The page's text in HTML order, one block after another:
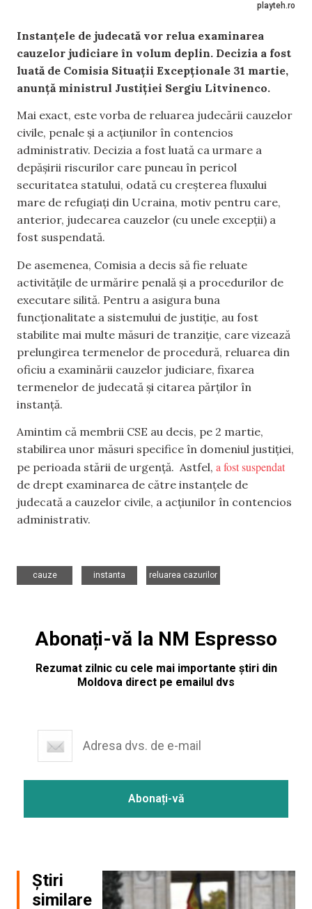
playteh.ro
Instanțele de judecată vor relua examinarea
cauzelor judiciare în volum deplin. Decizia a fost
luată de Comisia Situații Excepționale 31 martie,
anunță ministrul Justiției Sergiu Litvinenco.
Mai exact, este vorba de reluarea judecării cauzelor
civile, penale și a acțiunilor în contencios
administrativ. Decizia a fost luată ca urmare a
depășirii riscurilor care puneau în pericol
securitatea statului, odată cu creșterea fluxului
mare de refugiați din Ucraina, motiv pentru care,
anterior, judecarea cauzelor (cu unele excepții) a
fost suspendată.
De asemenea, Comisia a decis să fie reluate
activitățile de urmărire penală și a procedurilor de
executare silită. Pentru a asigura buna
funcționalitate a sistemului de justiție, au fost
stabilite mai multe măsuri de tranziție, care vizează
prelungirea termenelor de procedură, reluarea din
oficiu a examinării cauzelor judiciare, fixarea
termenelor de judecată și citarea părților în
instanță.
Amintim că membrii CSE au decis, pe 2 martie,
stabilirea unor măsuri specifice în domeniul justiției,
pe perioada stării de urgență. Astfel, a fost suspendat
de drept examinarea de către instanțele de
judecată a cauzelor civile, a acțiunilor în contencios
administrativ.
cauze
instanta
reluarea cazurilor
Abonați-vă la NM Espresso
Rezumat zilnic cu cele mai importante știri din
Moldova direct pe emailul dvs
Știri
similare